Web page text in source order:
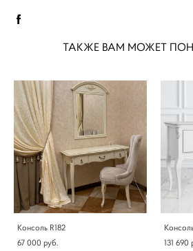
ТАКЖЕ ВАМ МОЖЕТ
Консоль R182
67 000 pуб.
131 690